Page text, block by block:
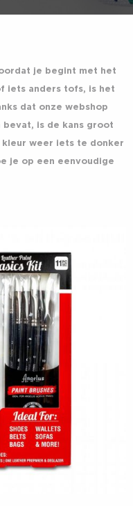
je begint met het
iets anders tofs, is het
dat onze webshop
bevat, is de kans groot
weer iets te donker
je op een eenvoudige